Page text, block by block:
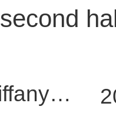
second
Tiffany920302